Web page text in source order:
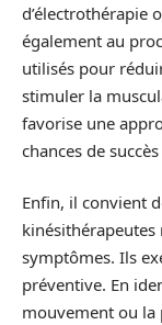
d’électrothérapie
également au
utilisés pour
stimuler la
favorise une
chances de
Enfin, il convient
symptômes. Ils
préventive. En
mouvement ou la